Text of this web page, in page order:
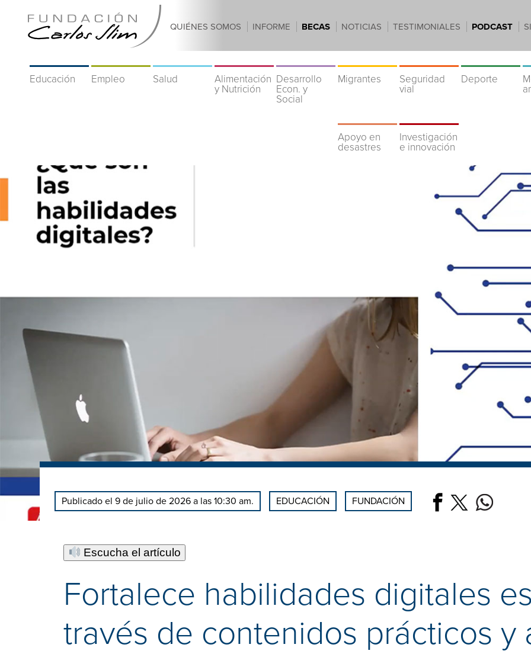
QUIÉNES SOMOS INFORME BECAS NOTICIAS TESTIMONIALES PODCAST
Educación Empleo Salud
Alimentación
y Nutrición
Desarrollo
Econ. y
Social
Migrantes
Seguridad
vial
Deporte
Apoyo en
desastres
Investigación
e innovación
Publicado el 9 de julio de 2026 a las 10:30 am. EDUCACIÓN FUNDACIÓN
Escucha el artículo
Fortalece habilidades digitales
través de contenidos prácticos y